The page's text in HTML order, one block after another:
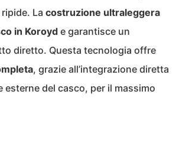
La costruzione ultraleggera
in Koroyde garantisce un
diretto. Questa tecnologia offre
, grazie all’integrazione diretta
del casco, per il massimo